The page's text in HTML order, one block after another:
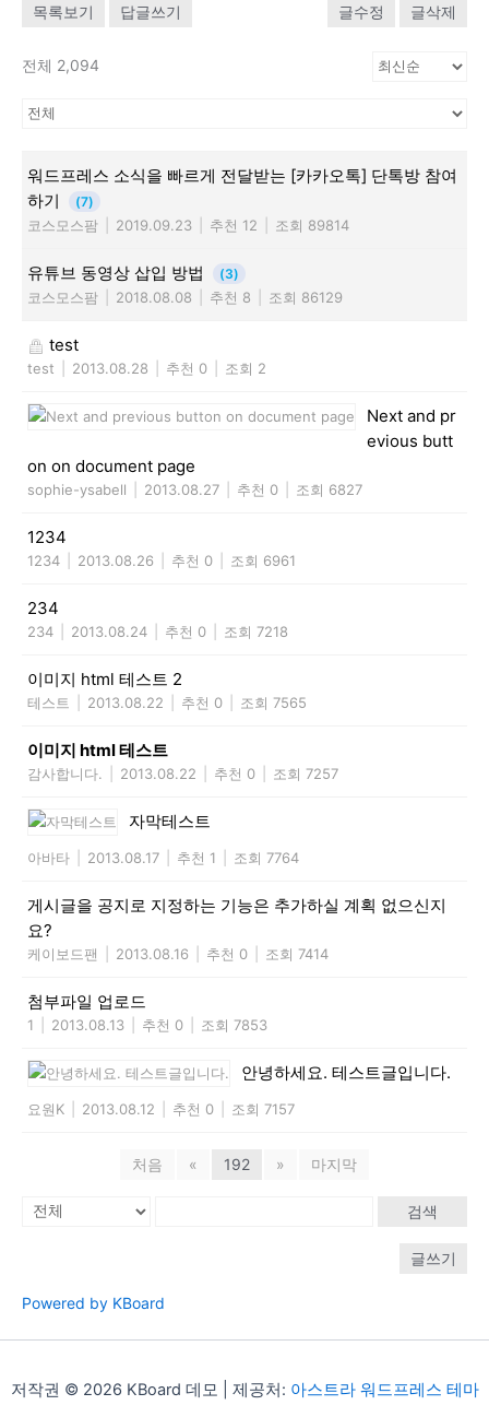
목록보기 답글쓰기 글수정 글삭제
전체 2,094
워드프레스 소식을 빠르게 전달받는 [카카오톡] 단톡방 참여
하기
(7)
코스모스팜 2019.09.23 추천 12 조회 89814
유튜브 동영상 삽입 방법 (3)
코스모스팜 2018.08.08 추천 8 조회 86129
test
test 2013.08.28 추천 0 조회 2
Next and pr
evious butt
on on document page
sophie-ysabell 2013.08.27 추천 0 조회 6827
1234
1234 2013.08.26 추천 0 조회 6961
234
234 2013.08.24 추천 0 조회 7218
이미지 html 테스트 2
테스트 2013.08.22 추천 0 조회 7565
이미지 html 테스트
감사합니다. 2013.08.22 추천 0 조회 7257
자막테스트
아바타 2013.08.17 추천 1 조회 7764
게시글을 공지로 지정하는 기능은 추가하실 계획 없으신지
요?
케이보드팬 2013.08.16 추천 0 조회 7414
첨부파일 업로드
1 2013.08.13 추천 0 조회 7853
안녕하세요. 테스트글입니다.
요원K 2013.08.12 추천 0 조회 7157
처음 « 192 » 마지막
검색
글쓰기
Powered by KBoard
저작권 © 2026 KBoard 데모 | 제공처: 아스트라 워드프레스 테마